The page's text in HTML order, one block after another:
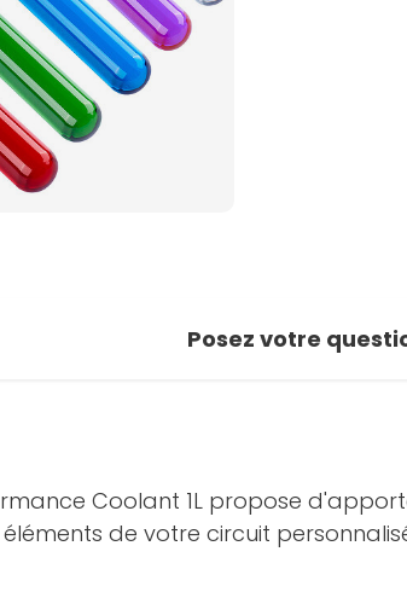
Posez votre
Coolant 1L propose
de votre circuit